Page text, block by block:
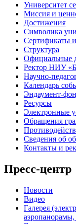
Университет
Миссия и
Достижения
Символика
Сертификаты
Структура
Официальные
Ректор НИУ
Научно-
Календарь
Эндаумент-
Ресурсы
Электронные
Обращения
Сведения об
Контакты и
Пресс-центр
Новости
Видео
Галерея